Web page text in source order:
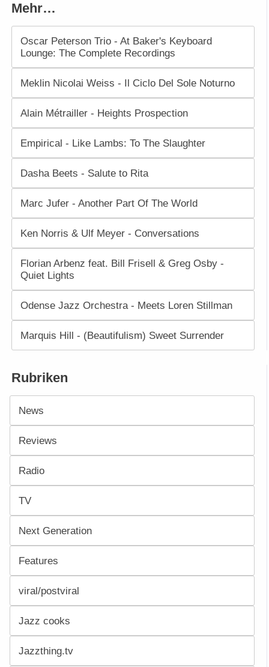
Mehr…
Oscar Peterson Trio - At Baker's Keyboard
Lounge: The Complete Recordings
Meklin Nicolai Weiss - Il Ciclo Del Sole Noturno
Alain Métrailler - Heights Prospection
Empirical - Like Lambs: To The Slaughter
Dasha Beets - Salute to Rita
Marc Jufer - Another Part Of The World
Ken Norris & Ulf Meyer - Conversations
Florian Arbenz feat. Bill Frisell & Greg Osby -
Quiet Lights
Odense Jazz Orchestra - Meets Loren Stillman
Marquis Hill - (Beautifulism) Sweet Surrender
Rubriken
News
Reviews
Radio
TV
Next Generation
Features
viral/postviral
Jazz cooks
Jazzthing.tv